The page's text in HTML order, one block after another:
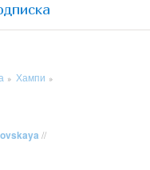
» Хампи »
//